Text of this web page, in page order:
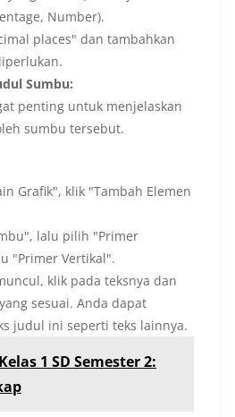
Number).
places" dan tambahkan
Sumbu:
penting untuk menjelaskan
sumbu tersebut.
Grafik", klik "Tambah Elemen
lalu pilih "Primer
"Primer Vertikal".
klik pada teksnya dan
sesuai. Anda dapat
judul ini seperti teks lainnya.
1 SD Semester 2: